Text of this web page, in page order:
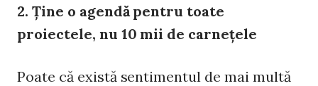
2. Ţine o agendă pentru toate
proiectele, nu 10 mii de carneţele
Poate că există sentimentul de mai multă